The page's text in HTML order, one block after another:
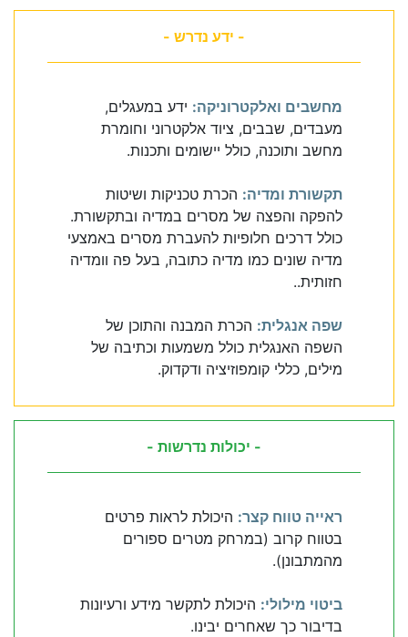
- ידע נדרש -
מחשבים ואלקטרוניקה: ידע במעגלים,
מעבדים, שבבים, ציוד אלקטרוני וחומרת
מחשב ותוכנה, כולל יישומים ותכנות.
תקשורת ומדיה: הכרת טכניקות ושיטות
להפקה והפצה של מסרים במדיה ובתקשורת.
כולל דרכים חלופיות להעברת מסרים באמצעי
מדיה שונים כמו מדיה כתובה, בעל פה וומדיה
חזותית..
שפה אנגלית: הכרת המבנה והתוכן של
השפה האנגלית כולל משמעות וכתיבה של
מילים, כללי קומפוזיציה ודקדוק.
- יכולות נדרשות -
ראייה טווח קצר: היכולת לראות פרטים
בטווח קרוב (במרחק מטרים ספורים
מהמתבונן).
ביטוי מילולי: היכולת לתקשר מידע ורעיונות
בדיבור כך שאחרים יבינו.